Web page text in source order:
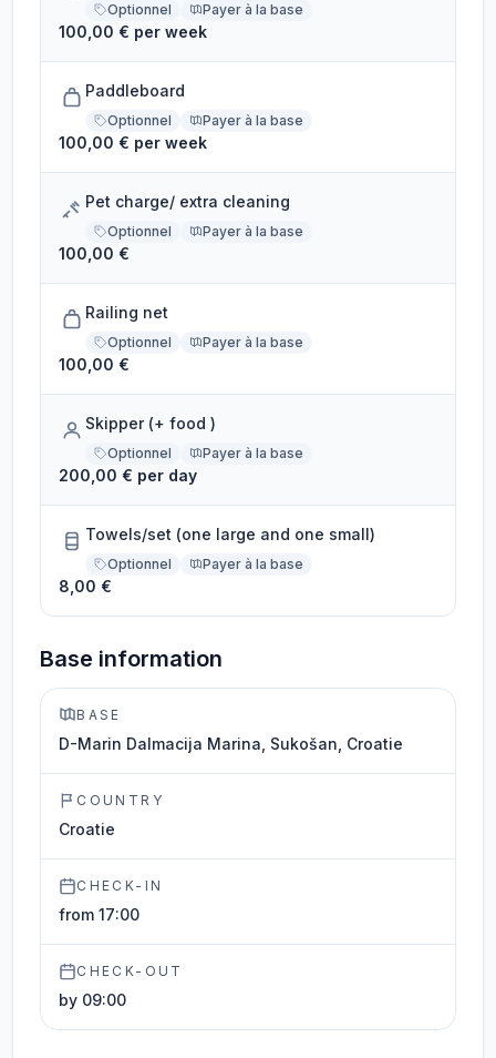
Optionnel Payer à la base
100,00 € per week
Paddleboard
Optionnel Payer à la base
100,00 € per week
Pet charge/ extra cleaning
Optionnel Payer à la base
100,00 €
Railing net
Optionnel Payer à la base
100,00 €
Skipper (+ food )
Optionnel Payer à la base
200,00 € per day
Towels/set (one large and one small)
Optionnel Payer à la base
8,00 €
Base information
BASE
D-Marin Dalmacija Marina, Sukošan, Croatie
COUNTRY
Croatie
CHECK-IN
from 17:00
CHECK-OUT
by 09:00